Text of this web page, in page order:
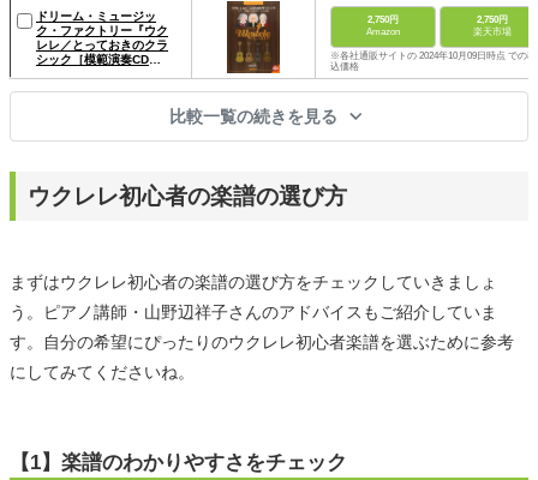
バラード集［模範演奏CD
付］』
ドリーム・ミュージッ
ク・ファクトリー『ウク
レレ／とっておきのクラ
シック［模範演奏CD
2,750円
Amazon
2,750円
楽天市場
※各社通販サイトの 2024年10月09日時点 での税
込価格
比較一覧の続きを見る
ウクレレ初心者の楽譜の選び方
まずはウクレレ初心者の楽譜の選び方をチェックしていきましょ
う。ピアノ講師・山野辺祥子さんのアドバイスもご紹介していま
す。自分の希望にぴったりのウクレレ初心者楽譜を選ぶために参考
にしてみてくださいね。
【1】楽譜のわかりやすさをチェック